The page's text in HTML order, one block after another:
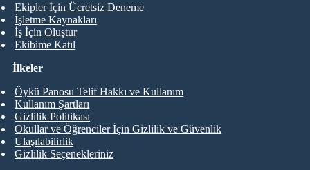
Ekipler İçin Ücretsiz Deneme
İşletme Kaynakları
İş İçin Oluştur
Ekibime Katıl
İlkeler
Öykü Panosu Telif Hakkı ve Kullanım
Kullanım Şartları
Gizlilik Politikası
Okullar ve Öğrenciler İçin Gizlilik ve Güvenlik
Ulaşılabilirlik
Gizlilik Seçenekleriniz